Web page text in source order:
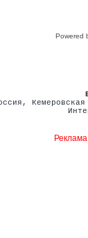
Powered
,